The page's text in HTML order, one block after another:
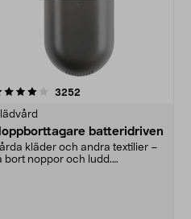
3252
batteridriven
kläder och andra textilier –
bort noppor och ludd.
4.5av 5 stjärnor